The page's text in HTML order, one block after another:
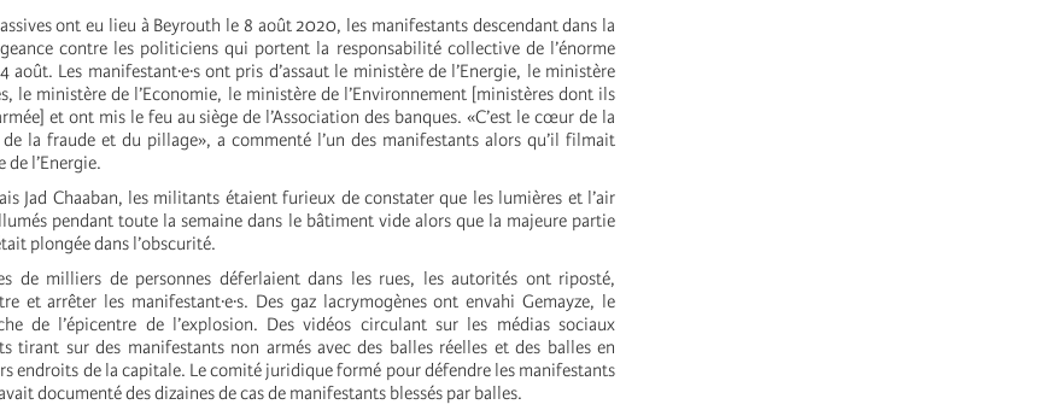
ont eu lieu à Beyrouth le 8 août 2020, les manifestants descendant dans la
contre les politiciens qui portent la responsabilité collective de l’énorme
Les manifestant·e·s ont pris d’assaut le ministère de l’Energie, le ministère
le ministère de l’Economie, le ministère de l’Environnement [ministères dont ils
et ont mis le feu au siège de l’Association des banques. «C’est le cœur de la
la fraude et du pillage», a commenté l’un des manifestants alors qu’il filmait
l’Energie.
Jad Chaaban, les militants étaient furieux de constater que les lumières et l’air
pendant toute la semaine dans le bâtiment vide alors que la majeure partie
plongée dans l’obscurité.
de milliers de personnes déferlaient dans les rues, les autorités ont riposté,
et arrêter les manifestant·e·s. Des gaz lacrymogènes ont envahi Gemayze, le
de l’épicentre de l’explosion. Des vidéos circulant sur les médias sociaux
tirant sur des manifestants non armés avec des balles réelles et des balles en
endroits de la capitale. Le comité juridique formé pour défendre les manifestants
documenté des dizaines de cas de manifestants blessés par balles.